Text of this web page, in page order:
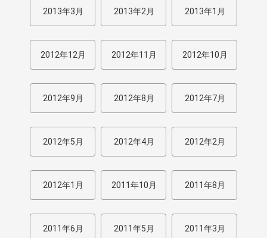
2013年3月 2013年2月 2013年1月
2012年12月 2012年11月 2012年10月
2012年9月 2012年8月 2012年7月
2012年5月 2012年4月 2012年2月
2012年1月 2011年10月 2011年8月
2011年6月 2011年5月 2011年3月